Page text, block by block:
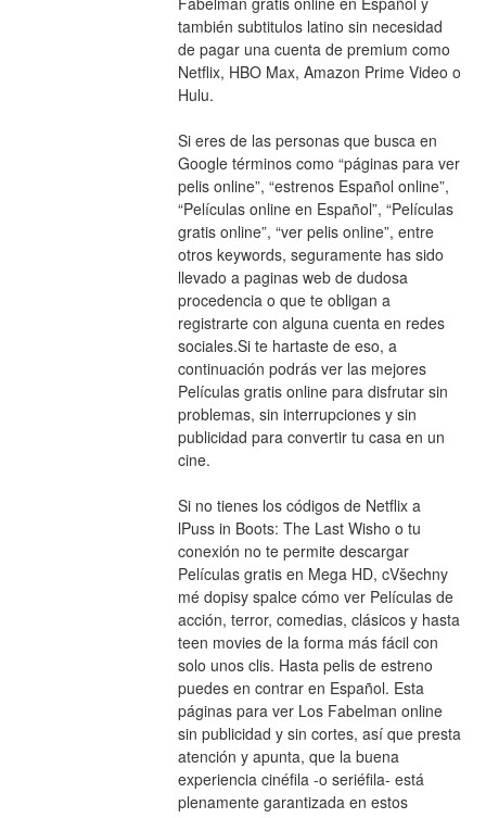
también subtitulos latino sin necesidad
de pagar una cuenta de premium como
Netflix, HBO Max, Amazon Prime Video o
Hulu.
Si eres de las personas que busca en
Google términos como “páginas para ver
pelis online”, “estrenos Español online”,
“Películas online en Español”, “Películas
gratis online”, “ver pelis online”, entre
otros keywords, seguramente has sido
llevado a paginas web de dudosa
procedencia o que te obligan a
registrarte con alguna cuenta en redes
sociales.Si te hartaste de eso, a
continuación podrás ver las mejores
Películas gratis online para disfrutar sin
problemas, sin interrupciones y sin
publicidad para convertir tu casa en un
cine.
Si no tienes los códigos de Netflix a
lPuss in Boots: The Last Wisho o tu
conexión no te permite descargar
Películas gratis en Mega HD, cVšechny
mé dopisy spalce cómo ver Películas de
acción, terror, comedias, clásicos y hasta
teen movies de la forma más fácil con
solo unos clis. Hasta pelis de estreno
puedes en contrar en Español. Esta
páginas para ver Los Fabelman online
sin publicidad y sin cortes, así que presta
atención y apunta, que la buena
experiencia cinéfila -o seriéfila- está
plenamente garantizada en estos